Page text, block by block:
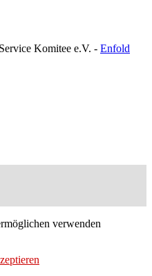
Komitee e.V. - Enfold
verwenden